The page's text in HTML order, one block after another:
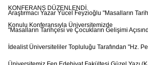
KONFERANS DÜZENLENDİ.
Araştırmacı Yazar Yücel Feyzioğlu "Masalların
Konulu Konferansıyla Üniversitemizde
"Masalların Tarihçesi ve Çocukların Gelişimi
İdealist Üniversiteliler Topluluğu Tarafından "Hz.